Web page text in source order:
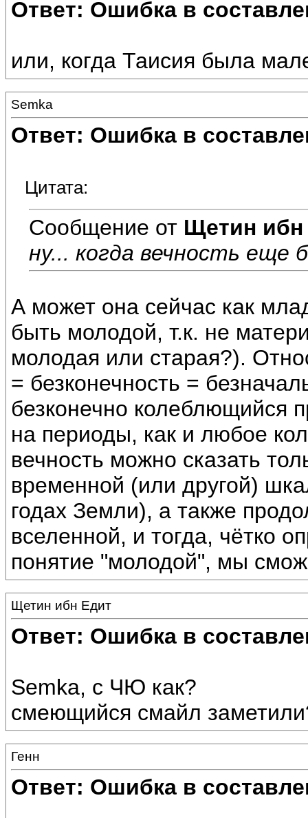
Ответ: Ошибка в
или, когда Таисия была
Semka
Ответ: Ошибка в
Цитата:
Сообщение от Щетин ибн
ну... когда вечность еще
А может она сейчас как
быть молодой, т.к. не
молодая или старая?).
= безконечность =
безконечно колеблющийся
на периоды, как и любое
вечность можно сказать
временной (или другой)
годах Земли), а также
вселенной, и тогда, чётко
понятие "молодой", мы
Щетин ибн Едит
Ответ: Ошибка в
Semka, с ЧЮ как?
смеющийся смайл
Генн
Ответ: Ошибка в